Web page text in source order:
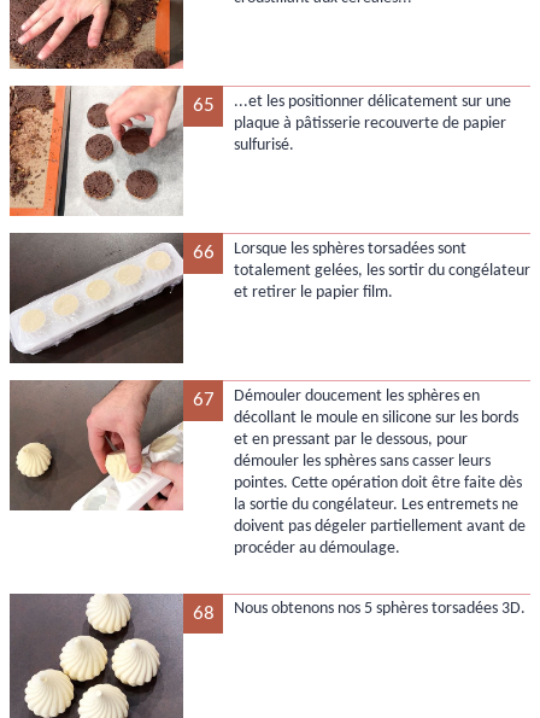
65
...et les positionner délicatement sur une
plaque à pâtisserie recouverte de papier
sulfurisé.
66
Lorsque les sphères torsadées sont
totalement gelées, les sortir du congélateur
et retirer le papier film.
67
Démouler doucement les sphères en
décollant le moule en silicone sur les bords
et en pressant par le dessous, pour
démouler les sphères sans casser leurs
pointes. Cette opération doit être faite dès
la sortie du congélateur. Les entremets ne
doivent pas dégeler partiellement avant de
procéder au démoulage.
68 Nous obtenons nos 5 sphères torsadées 3D.